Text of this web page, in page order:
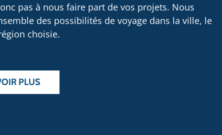
pas à nous faire part de vos projets. Nous
des possibilités de voyage dans la ville, le
choisie.
PLUS